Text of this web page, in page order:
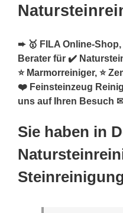
➨ 🥇 FILA Online-
Berater für ✔️
⭐ Marmorreiniger, ⭐
❤️ Feinsteinzeug
uns auf Ihren Besuch
Sie haben in